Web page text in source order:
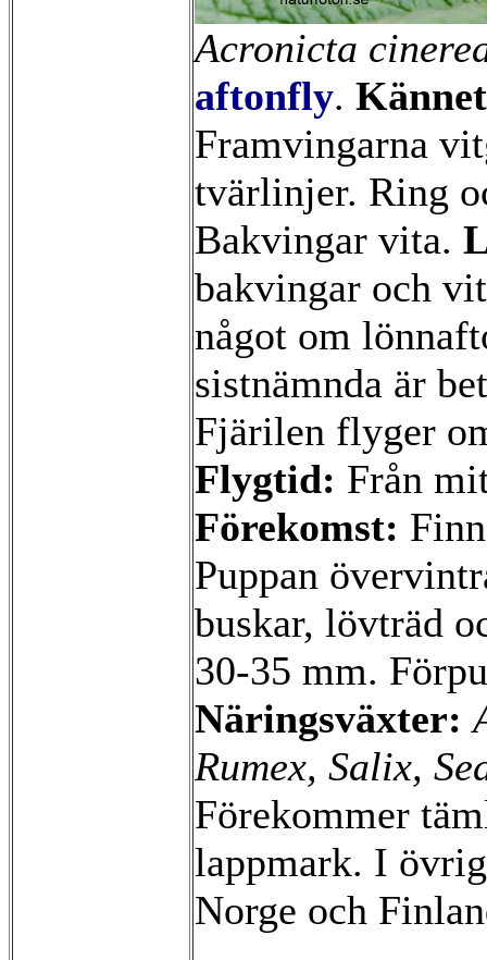
Acronicta
aftonfly.
Framvingarna
tvärlinjer. Ring
Bakvingar vita.
bakvingar och
något om
sistnämnda är
Fjärilen flyger
Flygtid: Från
Förekomst:
Puppan
buskar, lövträd
30-35 mm.
Näringsväxter:
Rumex, Salix,
Förekommer
lappmark. I
Norge och